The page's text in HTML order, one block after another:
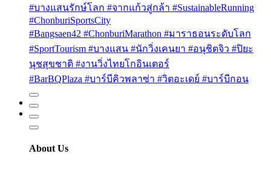
#บางแสนรักษ์โลก #จากแก้วสู่กล้า #SustainableRunning
#ChonburiSportsCity
#Bangsaen42 #ChonburiMarathon #มาราธอนระดับโลก
#SportTourism #บางแสน #นักวิ่งเคนยา #อนุชิตจิว #ปิยะ
นุชสุขชาติ #งานวิ่งไทยโกอินเตอร์
#BarBQPlaza #บาร์บีคิวพลาซ่า #วิตอะเดย์ #บาร์บีกอน
About Us